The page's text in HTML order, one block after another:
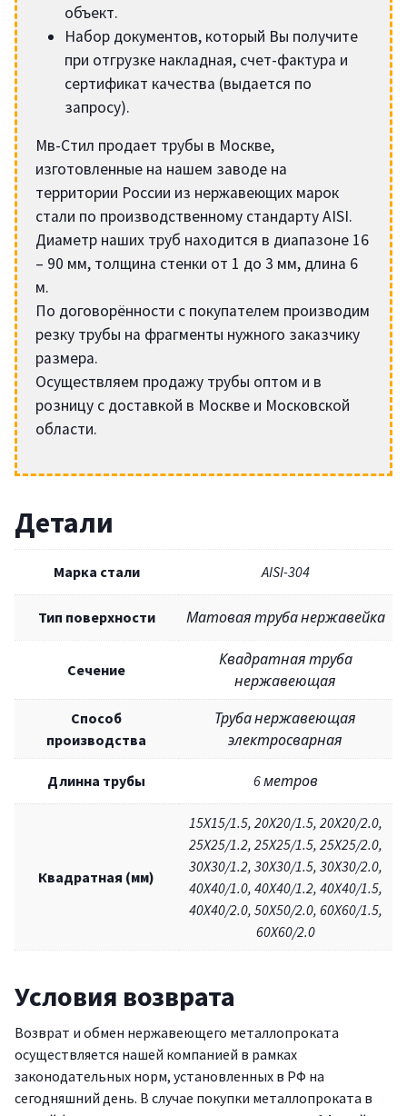
объект.
Набор документов, который Вы получите
при отгрузке накладная, счет-фактура и
сертификат качества (выдается по
запросу).
Мв-Стил продает трубы в Москве,
изготовленные на нашем заводе на
территории России из нержавеющих марок
стали по производственному стандарту AISI.
Диаметр наших труб находится в диапазоне 16
– 90 мм, толщина стенки от 1 до 3 мм, длина 6
м.
По договорённости с покупателем производим
резку трубы на фрагменты нужного заказчику
размера.
Осуществляем продажу трубы оптом и в
розницу с доставкой в Москве и Московской
области.
Детали
Марка стали AISI-304
Тип поверхности Матовая труба нержавейка
Сечение
Квадратная труба
нержавеющая
Способ
производства
Труба нержавеющая
электросварная
Длинна трубы 6 метров
Квадратная (мм)
15X15/1.5, 20X20/1.5, 20X20/2.0,
25X25/1.2, 25X25/1.5, 25X25/2.0,
30X30/1.2, 30X30/1.5, 30X30/2.0,
40X40/1.0, 40X40/1.2, 40X40/1.5,
40X40/2.0, 50X50/2.0, 60X60/1.5,
60X60/2.0
Условия возврата
Возврат и обмен нержавеющего металлопроката
осуществляется нашей компанией в рамках
законодательных норм, установленных в РФ на
сегодняшний день. В случае покупки металлопроката в